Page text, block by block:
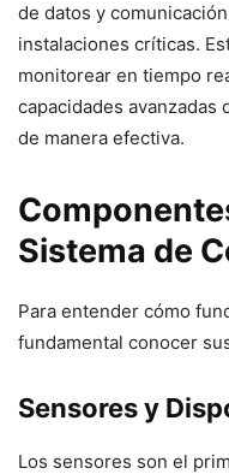
de datos y
instalaciones críticas.
monitorear en tiempo
capacidades avanzadas
de manera efectiva.
Sistema de
Para entender cómo
fundamental conocer
Sensores y
Los sensores son el